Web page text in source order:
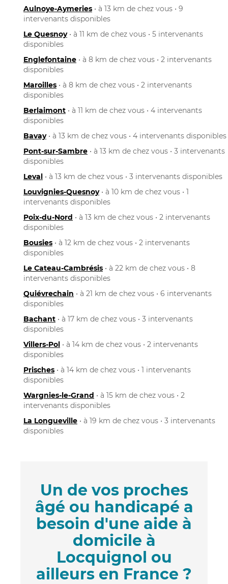
Aulnoye-Aymeries • à 13 km de chez vous • 9
intervenants disponibles
Le Quesnoy• à 11 km de chez vous • 5 intervenants
disponibles
Englefontaine • à 8 km de chez vous • 2 intervenants
disponibles
Maroilles • à 8 km de chez vous • 2 intervenants
disponibles
Berlaimont • à 11 km de chez vous • 4 intervenants
disponibles
Bavay• à 13 km de chez vous • 4 intervenants disponibles
Pont-sur-Sambre • à 13 km de chez vous • 3 intervenants
disponibles
Leval • à 13 km de chez vous • 3 intervenants disponibles
Louvignies-Quesnoy• à 10 km de chez vous • 1
intervenants disponibles
Poix-du-Nord • à 13 km de chez vous • 2 intervenants
disponibles
Bousies • à 12 km de chez vous • 2 intervenants
disponibles
Le Cateau-Cambrésis • à 22 km de chez vous • 8
intervenants disponibles
Quiévrechain • à 21 km de chez vous • 6 intervenants
disponibles
Bachant • à 17 km de chez vous • 3 intervenants
disponibles
Villers-Pol • à 14 km de chez vous • 2 intervenants
disponibles
Prisches • à 14 km de chez vous • 1 intervenants
disponibles
Wargnies-le-Grand • à 15 km de chez vous • 2
intervenants disponibles
La Longueville • à 19 km de chez vous • 3 intervenants
disponibles
Un de vos proches
âgé ou handicapé a
besoin d'une aide à
domicile à
Locquignol ou
ailleurs en France ?